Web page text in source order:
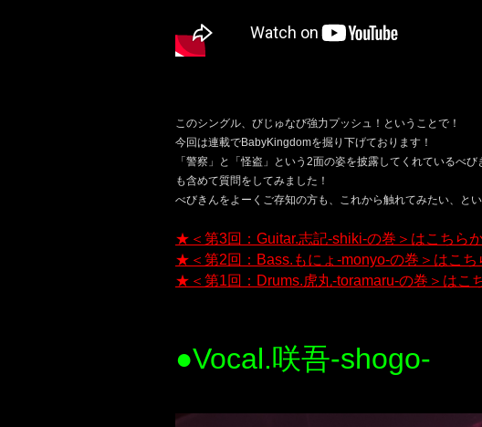
このシングル、びじゅなび強力プッシュ！ということで！
今回は連載でBabyKingdomを掘り下げております！
「警察」と「怪盗」という2面の姿を披露してくれているべ
も含めて質問をしてみました！
べびきんをよーくご存知の方も、これから触れてみたい、
★＜第3回：Guitar.志記-shiki-の巻＞はこちら
★＜第2回：Bass.もにょ-monyo-の巻＞はこ
★＜第1回：Drums.虎丸-toramaru-の巻＞はこ
●Vocal.咲吾-shogo-